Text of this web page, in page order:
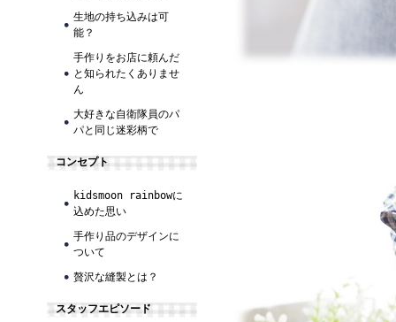
生地の持ち込みは可
能？
手作りをお店に頼んだ
と知られたくありませ
ん
大好きな自衛隊員のパ
パと同じ迷彩柄で
コンセプト
kidsmoon rainbowに
込めた思い
手作り品のデザインに
ついて
贅沢な縫製とは？
スタッフエピソード